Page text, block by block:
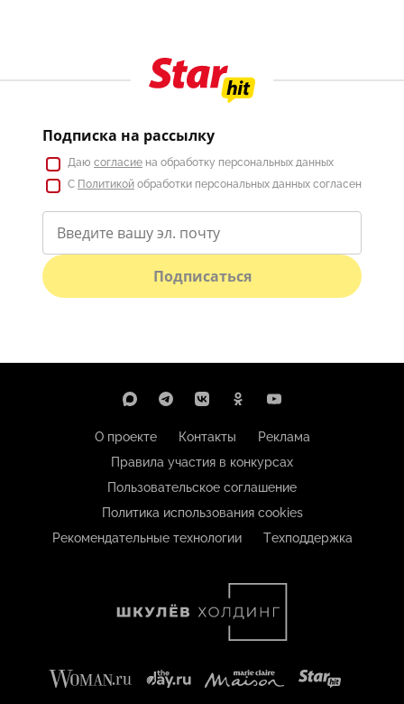
Подписка на рассылку
Даю согласие на обработку персональных данных
С Политикой обработки персональных данных согласен
Подписаться
О проекте Контакты
Реклама
Правила участия в конкурсах
Пользовательское соглашение
Политика использования cookies
Рекомендательные технологии
Техподдержка